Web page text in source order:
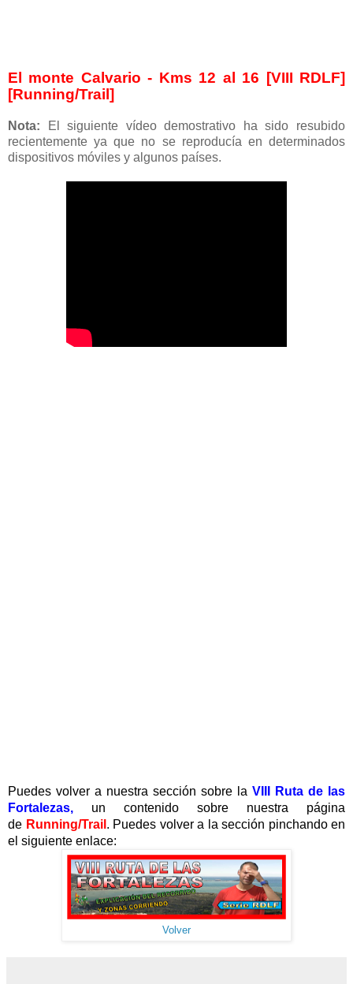
El monte Calvario - Kms 12 al 16 [VIII RDLF]
[Running/Trail]
Nota: El siguiente vídeo demostrativo ha sido resubido
recientemente ya que no se reproducía en determinados
dispositivos móviles y algunos países.
Puedes volver a nuestra sección sobre la VIII Ruta de las
Fortalezas, un contenido sobre nuestra página
de Running/Trail . Puedes volver a la sección pinchando en
el siguiente enlace:
Volver